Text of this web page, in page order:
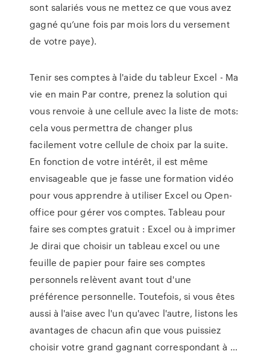
sont salariés vous ne mettez ce que vous avez
gagné qu’une fois par mois lors du versement
de votre paye).
Tenir ses comptes à l'aide du tableur Excel - Ma
vie en main Par contre, prenez la solution qui
vous renvoie à une cellule avec la liste de mots:
cela vous permettra de changer plus
facilement votre cellule de choix par la suite.
En fonction de votre intérêt, il est même
envisageable que je fasse une formation vidéo
pour vous apprendre à utiliser Excel ou Open-
office pour gérer vos comptes. Tableau pour
faire ses comptes gratuit : Excel ou à imprimer
Je dirai que choisir un tableau excel ou une
feuille de papier pour faire ses comptes
personnels relèvent avant tout d'une
préférence personnelle. Toutefois, si vous êtes
aussi à l'aise avec l'un qu'avec l'autre, listons les
avantages de chacun afin que vous puissiez
choisir votre grand gagnant correspondant à …